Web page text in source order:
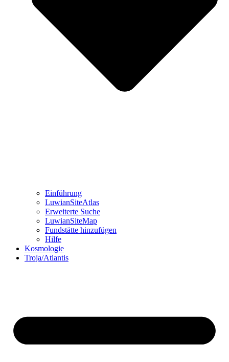
Einführung
LuwianSiteAtlas
Erweiterte Suche
LuwianSiteMap
Fundstätte hinzufügen
Hilfe
Kosmologie
Troja/Atlantis